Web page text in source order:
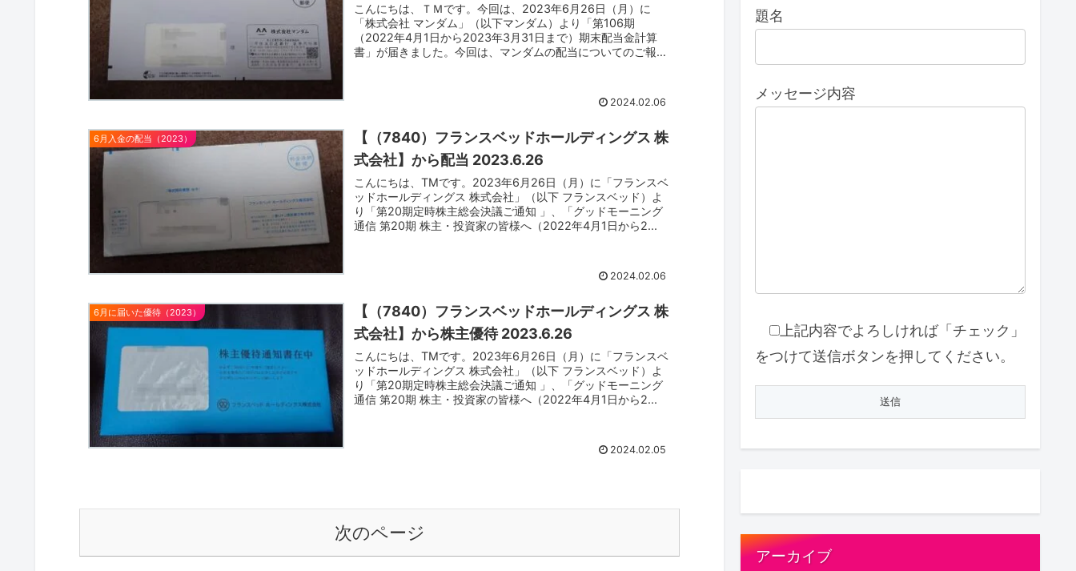
こんにちは、ＴＭです。今回は、2023年6月26日（月）に
「株式会社 マンダム」（以下マンダム）より「第106期
（2022年4月1日から2023年3月31日まで）期末配当金計算
書」が届きました。今回は、マンダムの配当についてのご報告
2024.02.06
6月入金の配当（2023）
【（7840）フランスベッドホールディングス 株
式会社】から配当 2023.6.26
こんにちは、TMです。2023年6月26日（月）に「フランスベ
ッドホールディングス 株式会社」（以下 フランスベッド）よ
り「第20期定時株主総会決議ご通知 」、「グッドモーニング
通信 第20期 株主・投資家の皆様へ（2022年4月1日から2...
2024.02.06
6月に届いた優待（2023）
【（7840）フランスベッドホールディングス 株
式会社】から株主優待 2023.6.26
こんにちは、TMです。2023年6月26日（月）に「フランスベ
ッドホールディングス 株式会社」（以下 フランスベッド）よ
り「第20期定時株主総会決議ご通知 」、「グッドモーニング
通信 第20期 株主・投資家の皆様へ（2022年4月1日から2...
2024.02.05
次のページ
題名
メッセージ内容
上記内容でよろしければ「チェック」
をつけて送信ボタンを押してください。
アーカイブ